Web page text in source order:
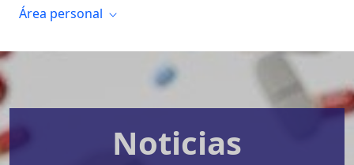
Área personal
Noticias